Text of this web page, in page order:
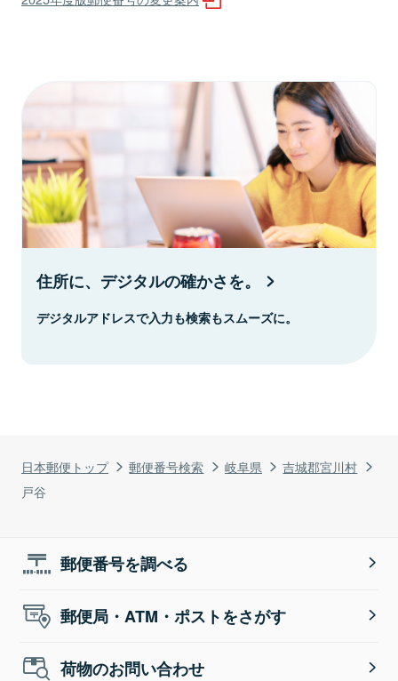
日本郵便トップ 郵便番号検索 岐阜県
吉城郡宮川村
戸谷
住所に、デジタルの確かさを。
デジタルアドレスで入力も検索もスムーズに。
郵便番号を調べる
郵便局・ATM・ポストをさがす
荷物のお問い合わせ